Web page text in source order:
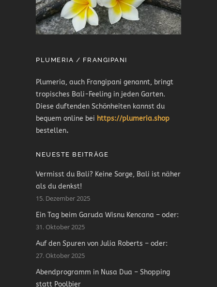
PLUMERIA / FRANGIPANI
Plumeria, auch Frangipani genannt, bringt
tropisches Bali-Feeling in jeden Garten.
Diese duftenden Schönheiten kannst du
bequem online bei https://plumeria.shop
bestellen.
NEUESTE BEITRÄGE
Vermisst du Bali? Keine Sorge, Bali ist näher
als du denkst!
15. Dezember 2025
Ein Tag beim Garuda Wisnu Kencana – oder:
31. Oktober 2025
Auf den Spuren von Julia Roberts – oder:
27. Oktober 2025
Abendprogramm in Nusa Dua – Shopping
statt Poolbier